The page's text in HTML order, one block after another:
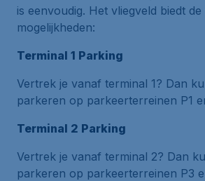
is eenvoudig. Het vliegveld biedt
mogelijkheden:
Terminal 1 Parking
Vertrek je vanaf terminal 1? Dan
parkeren op parkeerterreinen P1
Terminal 2 Parking
Vertrek je vanaf terminal 2? Dan
parkeren op parkeerterreinen P3